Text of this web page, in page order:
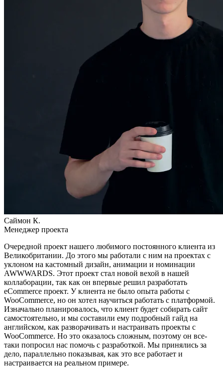
Саймон К.
Менеджер проекта
Очередной проект нашего любимого постоянного клиента из
Великобритании. До этого мы работали с ним на проектах с
уклоном на кастомный дизайн, анимации и номинации
AWWWARDS. Этот проект стал новой вехой в нашей
коллаборации, так как он впервые решил разработать
eCommerce проект. У клиента не было опыта работы с
WooCommerce, но он хотел научиться работать с платформой.
Изначально планировалось, что клиент будет собирать сайт
самостоятельно, и мы составили ему подробный гайд на
английском, как разворачивать и настраивать проекты с
WooCommerce. Но это оказалось сложным, поэтому он все-
таки попросил нас помочь с разработкой. Мы принялись за
дело, параллельно показывая, как это все работает и
настраивается на реальном примере.